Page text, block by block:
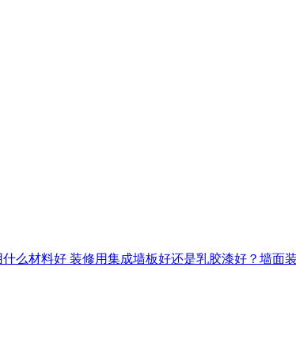
么材料好 装修用集成墙板好还是乳胶漆好？墙面